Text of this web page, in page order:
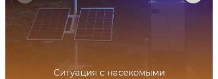
Ситуация с насекомыми